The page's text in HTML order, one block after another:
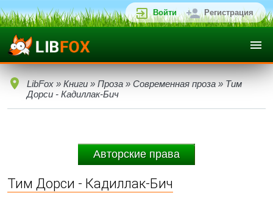
Войти Регистрация
LibFox » Книги » Проза » Современная проза » Тим
Дорси - Кадиллак-Бич
Авторские права
Тим Дорси - Кадиллак-Бич